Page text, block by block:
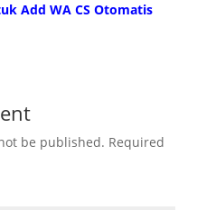
Add WA CS Otomatis
be published. Required